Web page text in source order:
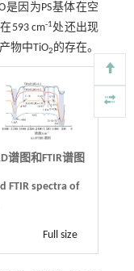
是因为PS基体在空
593 cm-1处还出现
物中TiO2 的存在。
谱图和FTIR谱图
FTIR spectra of
Full size